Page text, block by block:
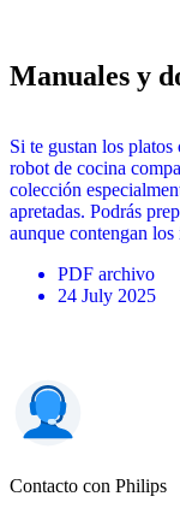
Manuales y
Si te gustan los platos
robot de cocina
colección
apretadas. Podrás
aunque contengan
PDF archivo
24 July 2025
Contacto con Philips